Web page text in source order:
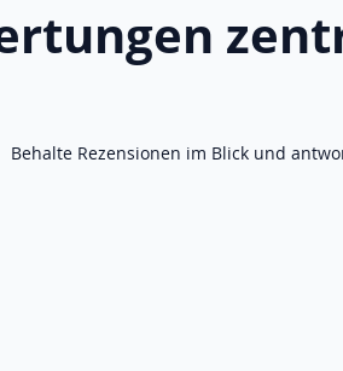
Behalte Rezensionen im Blick und